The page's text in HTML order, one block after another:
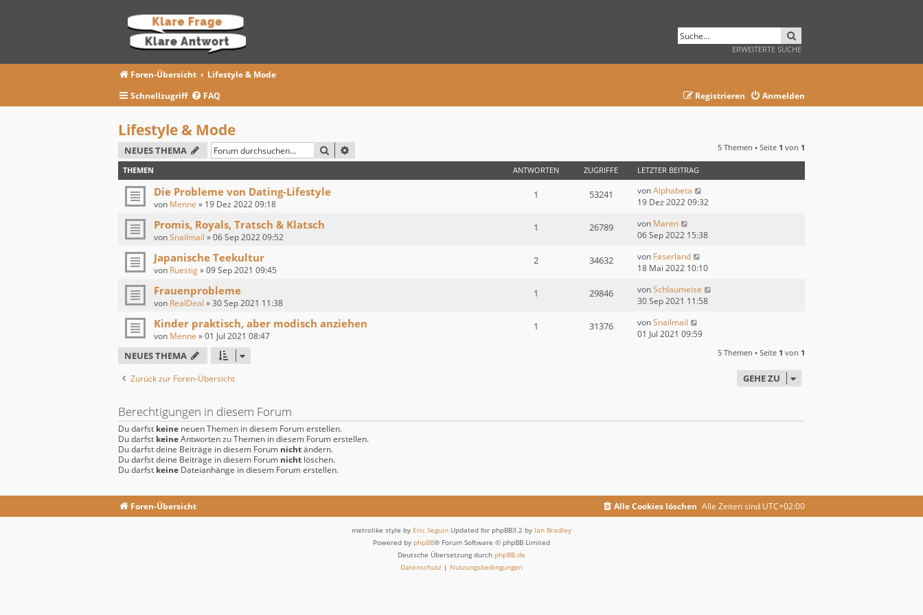
ERWEITERTE SUCHE
Foren-Übersicht
Lifestyle & Mode
Schnellzugriff
FAQ Anmelden
Registrieren
Lifestyle & Mode
NEUES THEMA SUCHE 5 Themen • Seite 1 von 1
THEMEN ANTWORTEN ZUGRIFFE LETZTER BEITRAG
Die Probleme von Dating-Lifestyle
von Menne » 19 Dez 2022 09:18
1 53241 vonAlphabeta
19 Dez 2022 09:32
Promis, Royals, Tratsch & Klatsch
vonSnailmail »06 Sep 2022 09:52
1 26789 von Maren
06 Sep 2022 15:38
Japanische Teekultur
von Ruestig»09 Sep 2021 09:45
2 34632 von Faserland
18 Mai 2022 10:10
Frauenprobleme
von RealDeal »30 Sep 2021 11:38
1 29846 vonSchlaumeise
30 Sep 2021 11:58
Kinder praktisch, aber modisch anziehen
von Menne »01 Jul 2021 08:47
1 31376 vonSnailmail
01 Jul 2021 09:59
NEUES THEMA 5 Themen • Seite 1 von 1
Zurück zur Foren-Übersicht GEHE ZU
Berechtigungen in diesem Forum
Du darfst keine neuen Themen in diesem Forum erstellen.
Du darfst keineAntworten zu Themen in diesem Forum erstellen.
Du darfst deine Beiträge in diesem Forum nichtändern.
Du darfst deine Beiträge in diesem Forum nicht löschen.
Du darfst keine Dateianhänge in diesem Forum erstellen.
Foren-Übersicht Alle Zeiten sind UTC+02:00
Alle Cookies löschen
metrolike style by Eric Seguin Updated for phpBB3.2 by Ian Bradley
Powered by phpBB® Forum Software © phpBB Limited
Deutsche Übersetzung durch phpBB.de
Datenschutz | Nutzungsbedingungen